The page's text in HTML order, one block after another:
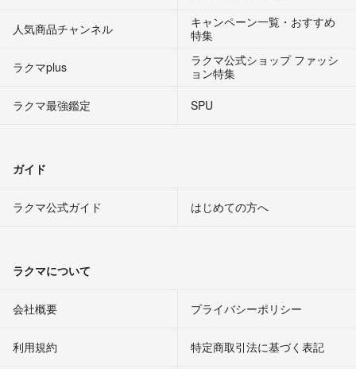
人気商品チャンネル
キャンペーン一覧・おすすめ
特集
ラクマplus
ラクマ公式ショップ ファッシ
ョン特集
ラクマ最強鑑定
SPU
ガイド
ラクマ公式ガイド はじめての方へ
ラクマについて
会社概要 プライバシーポリシー
利用規約 特定商取引法に基づく表記